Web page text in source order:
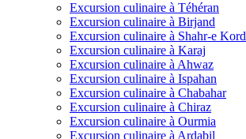
Excursion culinaire à Téhéran
Excursion culinaire à Birjand
Excursion culinaire à Shahr-e Kord
Excursion culinaire à Karaj
Excursion culinaire à Ahwaz
Excursion culinaire à Ispahan
Excursion culinaire à Chabahar
Excursion culinaire à Chiraz
Excursion culinaire à Ourmia
Excursion culinaire à Ardabil